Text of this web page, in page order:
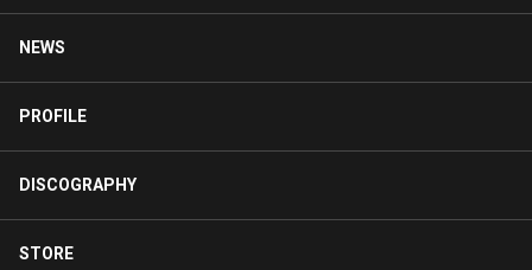
NEWS
PROFILE
DISCOGRAPHY
STORE